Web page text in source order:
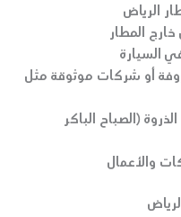
الرياض
المطار
السيارة
أو شركات موثوقة مثل
(الصباح الباكر
والأعمال